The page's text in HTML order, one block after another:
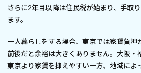
さらに2年目以降は住民税が始まり、手取
ます。
一人暮らしをする場合、東京では家賃負担
前後だと余裕は大きくありません。大阪・
東京より家賃を抑えやすい一方、地域によ